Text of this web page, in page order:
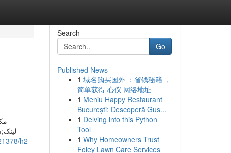
h2-
Search
Go
Published News
1 域名购买国外 ：省钱秘籍 ，
简单获得 心仪 网络地址
1 Meniu Happy Restaurant
București: Descoperă Gus...
1 Delving into this Python
Tool
1 Why Homeowners Trust
Foley Lawn Care Services